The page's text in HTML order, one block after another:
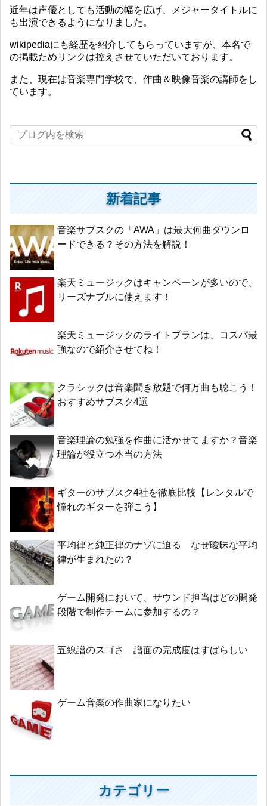
近年は声優としても活動の幅を広げ、メジャータイトルに
も出演できるようになりました。
wikipediaにも経歴を紹介してもらっていますが、本名で
の掲載ためリンクは控えさせていただいております。
また、現在は音楽専門学校で、作曲＆映像音楽の講師をし
ています。
新着記事
音楽サブスクの「AWA」は最大何曲ダウンロ
ードできる？その方法を解説！
楽天ミュージックはキャンペーンが多いので、
リーズナブルに使えます！
楽天ミュージックのライトプランは、コスパ最
強なので紹介させてね！
クラシックは音楽聞き放題で何万曲も聴こう！
おすすめサブスク4選
音楽理論の勉強を作曲に活かせてますか？音楽
理論が役立つ本当の方法
ギターのサブスク4社を徹底比較【レンタルで
憧れのギターを弾こう】
平均律と純正律のナゾに迫る なぜ曖昧な平均
律が生まれたの？
ゲーム開発において、サウンド担当はどの開発
段階で制作チームに参加するの？
五線譜のスゴさ 譜面の完成度はすばらしい
ゲーム音楽の作曲家になりたい
カテゴリー